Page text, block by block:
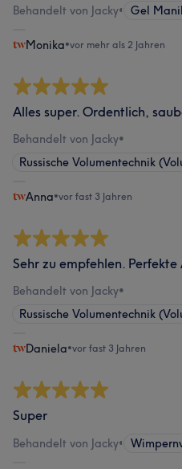
Behandelt von Jacky• Gel
Monika•vor mehr als 2 Jahren
Alles super. Ordentlich,
Behandelt von Jacky•
Russische Volumentechnik
Anna•vor fast 3 Jahren
Sehr zu empfehlen.
Behandelt von Jacky•
Russische Volumentechnik
Daniela•vor fast 3 Jahren
Super
Behandelt von Jacky•